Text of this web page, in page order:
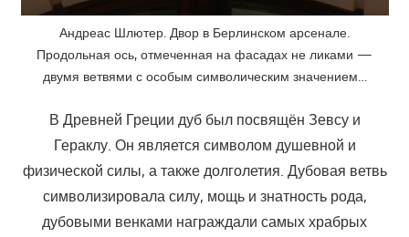
Андреас Шлютер. Двор в Берлинском арсенале.
Продольная ось, отмеченная на фасадах не ликами —
двумя ветвями с особым символическим значением…
В Древней Греции дуб был посвящён Зевсу и
Гераклу. Он является символом душевной и
физической силы, а также долголетия. Дубовая ветвь
символизировала силу, мощь и знатность рода,
дубовыми венками награждали самых храбрых